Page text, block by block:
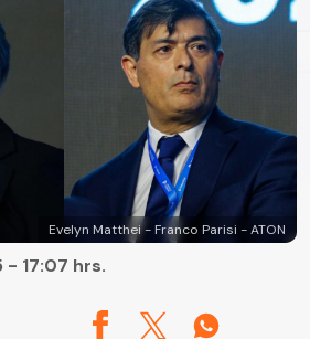
Evelyn Matthei - Franco Parisi - ATON
- 17:07 hrs.